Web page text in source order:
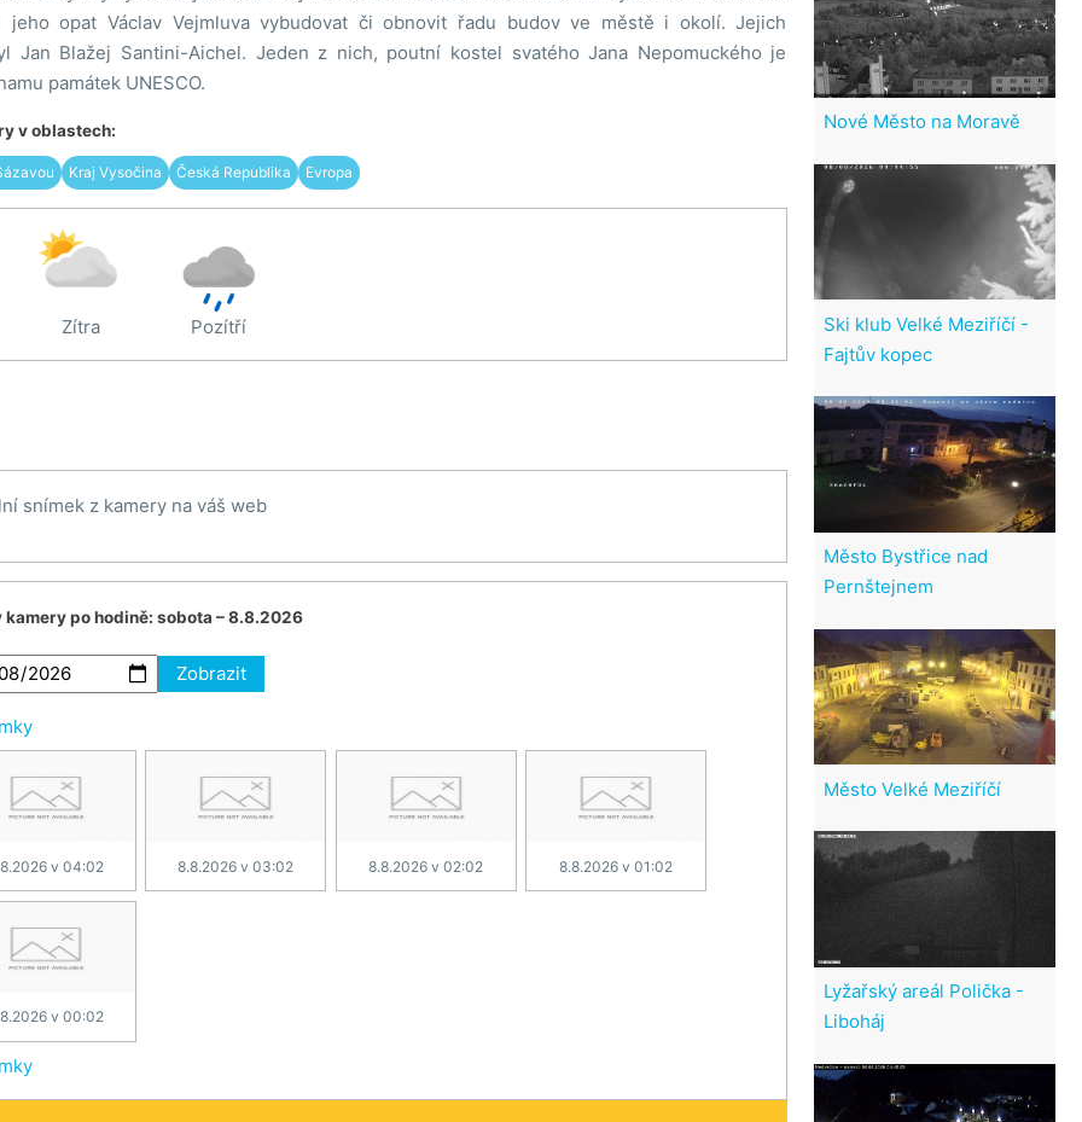
jeho opat Václav Vejmluva vybudovat či obnovit řadu budov ve městě i okolí. Jejich
Jan Blažej Santini-Aichel. Jeden z nich, poutní kostel svatého Jana Nepomuckého je
památek UNESCO.
v oblastech:
Kraj Vysočina Česká Republika Evropa
Zítra Pozítří
snímek z kamery na váš web
kamery po hodině: sobota – 8.8.2026
Zobrazit
v 04:02 8.8.2026 v 03:02 8.8.2026 v 02:02 8.8.2026 v 01:02
v 00:02
Nové Město na Moravě
Ski klub Velké Meziříčí -
Fajtův kopec
Město Bystřice nad
Pernštejnem
Město Velké Meziříčí
Lyžařský areál Polička -
Liboháj